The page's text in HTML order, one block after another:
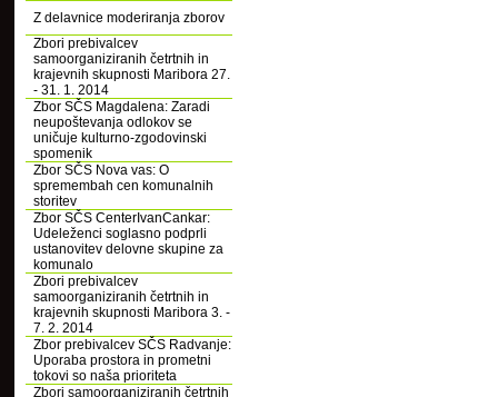
Z delavnice moderiranja zborov
Zbori prebivalcev
samoorganiziranih četrtnih in
krajevnih skupnosti Maribora 27.
- 31. 1. 2014
Zbor SČS Magdalena: Zaradi
neupoštevanja odlokov se
uničuje kulturno-zgodovinski
spomenik
Zbor SČS Nova vas: O
spremembah cen komunalnih
storitev
Zbor SČS CenterIvanCankar:
Udeleženci soglasno podprli
ustanovitev delovne skupine za
komunalo
Zbori prebivalcev
samoorganiziranih četrtnih in
krajevnih skupnosti Maribora 3. -
7. 2. 2014
Zbor prebivalcev SČS Radvanje:
Uporaba prostora in prometni
tokovi so naša prioriteta
Zbori samoorganiziranih četrtnih